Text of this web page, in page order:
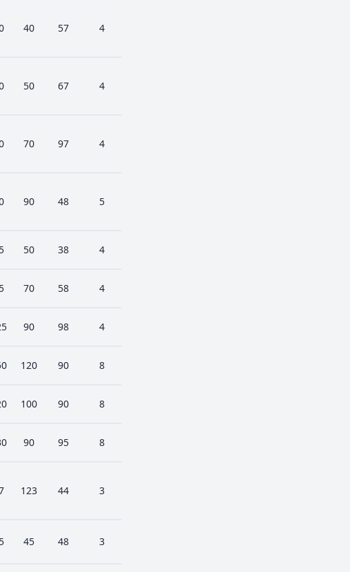
40 57 4
50 67 4
70 97 4
90 48 5
50 38 4
70 58 4
90 98 4
120 90 8
100 90 8
90 95 8
123 44 3
45 48 3